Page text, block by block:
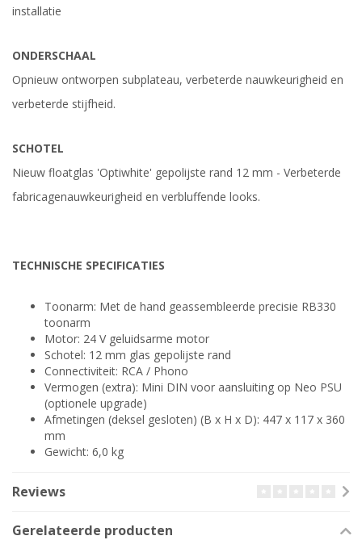
installatie
ONDERSCHAAL
Opnieuw ontworpen subplateau, verbeterde nauwkeurigheid en
verbeterde stijfheid.
SCHOTEL
Nieuw floatglas 'Optiwhite' gepolijste rand 12 mm - Verbeterde
fabricagenauwkeurigheid en verbluffende looks.
TECHNISCHE SPECIFICATIES
Toonarm: Met de hand geassembleerde precisie RB330
toonarm
Motor: 24 V geluidsarme motor
Schotel: 12 mm glas gepolijste rand
Connectiviteit: RCA / Phono
Vermogen (extra): Mini DIN ​voor aansluiting op Neo PSU
(optionele upgrade)
Afmetingen (deksel gesloten) (B x H x D): 447 x 117 x 360
mm
Gewicht: 6,0 kg
Reviews
Gerelateerde producten